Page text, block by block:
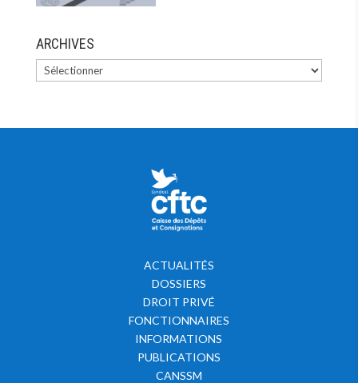
ARCHIVES
ACTUALITÉS
DOSSIERS
DROIT PRIVÉ
FONCTIONNAIRES
INFORMATIONS
PUBLICATIONS
CANSSM